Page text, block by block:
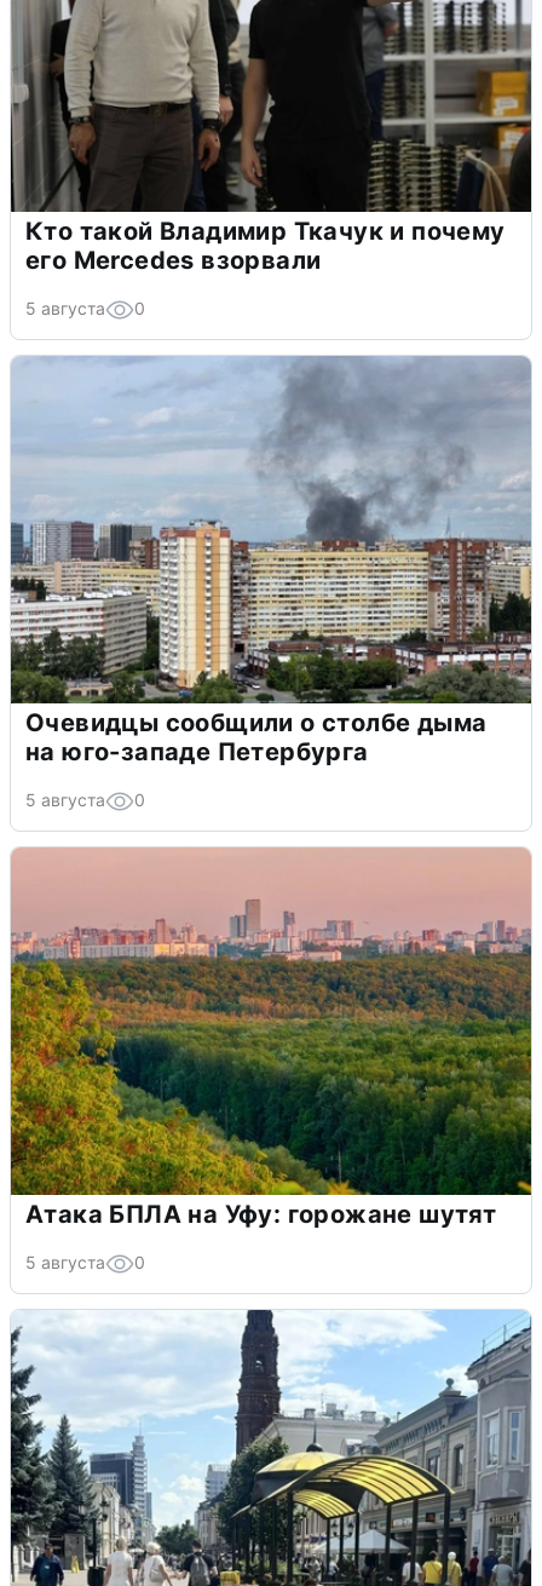
Кто такой Владимир Ткачук и почему
его Mercedes взорвали
5 августа 0
Очевидцы сообщили о столбе дыма
на юго-западе Петербурга
5 августа 0
Атака БПЛА на Уфу: горожане шутят
5 августа 0